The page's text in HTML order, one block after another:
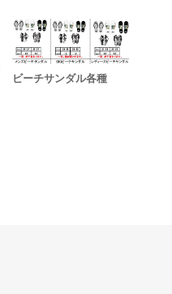
ビーチサンダル各種